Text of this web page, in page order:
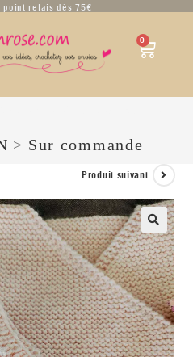
point relais dès 75€
0
> Sur commande
Produit suivant